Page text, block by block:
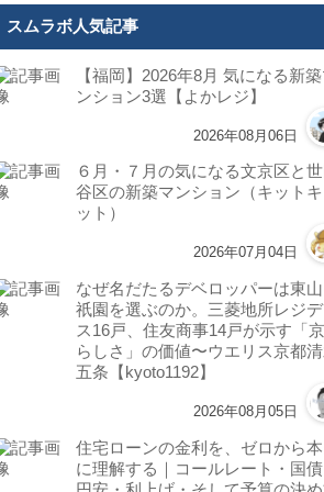
スムラボ人気記事
【福岡】2026年8月 気になる新
ンション3選【よかレジ】
2026年08月06日
６月・７月の気になる文京区と世
谷区の新築マンション（キットキ
ット）
2026年07月04日
なぜ名だたるデベロッパーは東山
祇園を選ぶのか。三菱地所レジ
ス16戸、住友商事14戸が示す「
らしさ」の価値〜ウエリス京都
五条【kyoto1192】
2026年08月05日
住宅ローンの金利を、ゼロから本
に理解する｜コールレート・国債